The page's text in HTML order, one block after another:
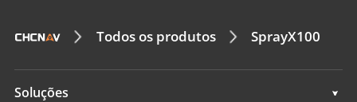
Todos os produtos SprayX100
Soluções